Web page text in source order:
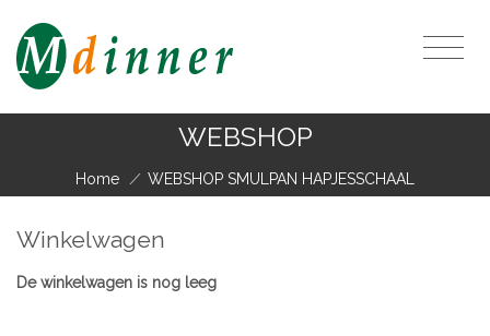
WEBSHOP
Home / WEBSHOP SMULPAN HAPJESSCHAAL
Winkelwagen
De winkelwagen is nog leeg